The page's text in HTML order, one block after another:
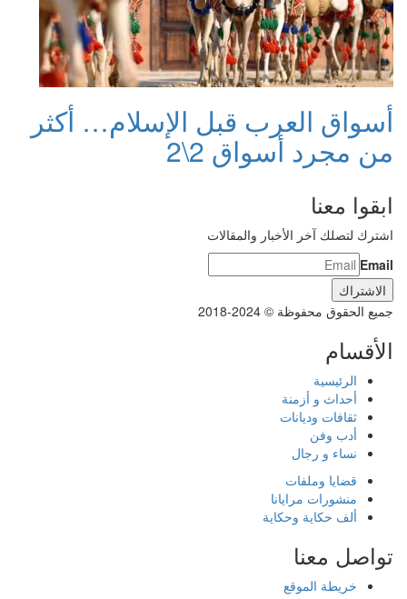
أسواق العرب قبل الإسلام… أكثر
من مجرد أسواق 2\2
ابقوا معنا
اشترك لتصلك آخر الأخبار والمقالات
Email
جميع الحقوق محفوظة © 2024-2018
الأقسام
الرئيسية
أحداث و أزمنة
ثقافات وديانات
أدب وفن
نساء و رجال
قضايا وملفات
منشورات مرايانا
ألف حكاية وحكاية
تواصل معنا
خريطة الموقع